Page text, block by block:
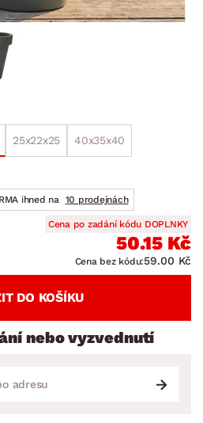
25x22x25 40x35x40
ihned na
10 prodejnách
Cena po zadání kódu DOPLNKY
50.15 Kč
Cena bez kódu:59.00 Kč
DO KOŠÍKU
nebo vyzvednutí